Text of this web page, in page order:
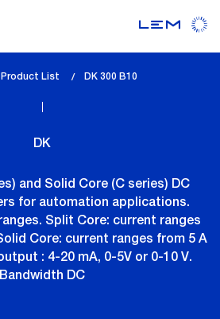
Product List
lem_current_page
DK 300 B10
DK
and Solid Core (C series) DC
for automation applications.
Split Core: current ranges
Core: current ranges from 5 A
: 4-20 mA, 0-5V or 0-10 V.
Bandwidth DC